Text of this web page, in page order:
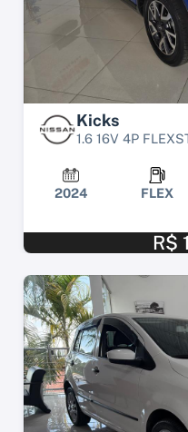
Kicks
1.6 16V 4P
2024 FLEX
R$